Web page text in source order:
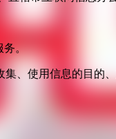
务。
、使用信息的目的